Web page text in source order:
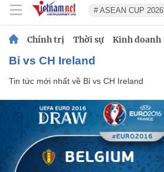
# ASEAN CUP 2026
Chính trị Thời sự Kinh doanh
Bỉ vs CH Ireland
Tin tức mới nhất về Bỉ vs CH Ireland